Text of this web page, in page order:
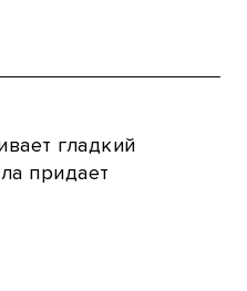
гладкий
придает